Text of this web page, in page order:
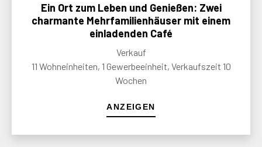
Ein Ort zum Leben und Genießen: Zwei
charmante Mehrfamilienhäuser mit einem
einladenden Café
Verkauf
11 Wohneinheiten, 1 Gewerbeeinheit, Verkaufszeit 10
Wochen
ANZEIGEN